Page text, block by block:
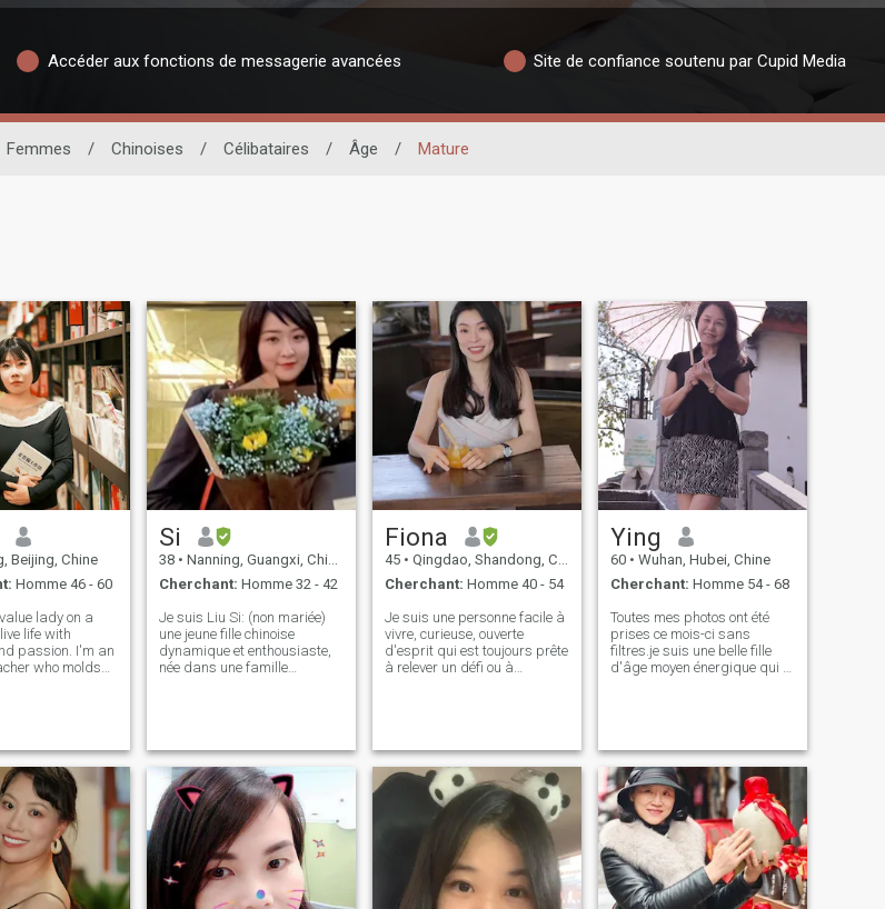
Accéder aux fonctions de messagerie avancées Site de confiance soutenu par Cupid Media
Femmes / Chinoises / Célibataires / Âge / Mature
Beijing, Chine
Homme 46 - 60
lady on a
life with
passion. I'm an
who molds
not to savor
Si
38 • Nanning, Guangxi, Chine
Cherchant: Homme 32 - 42
Je suis Liu Si: (non mariée)
une jeune fille chinoise
dynamique et enthousiaste,
née dans une famille
sais. J'ai reçu une éducation
plus élevée. Je suis diplômé
de l'Université de la Nouvelle-
Galles du Sud en Australie
avec une maîtrise en gestion
des risques et Top Education
Institute en Australie a
obtenu un master en
comptabilité professionnelle.
J'ai de bonnes compétences
Fiona
45 • Qingdao, Shandong, Chine
Cherchant: Homme 40 - 54
Je suis une personne facile à
vivre, curieuse, ouverte
d'esprit qui est toujours prête
à relever un défi ou à
de nouveaux restaurants.
Ces passions de moi
façonnent une version
multidimensionnelle et
positive de moi. Je suis
intéressé par une relation
sérieuse qui pourrait
finalement mener au
mariage. En ce qui concerne
le mariage et la vie familiale,
Ying
60 • Wuhan, Hubei, Chine
Cherchant: Homme 54 - 68
Toutes mes photos ont été
prises ce mois-ci sans
filtres.je suis une belle fille
d'âge moyen énergique qui a
10 ans Retraité maintenant,
qui est un âge relativement
précoce de la retraite en
Chine, je suis sur le salaire
de retraite, et je le suis aussi
Travailler un emploi de vente
à temps plein avec des
heures libres. Je suis joyeux
et vivre, la vie amoureuse,
comme la musique, la